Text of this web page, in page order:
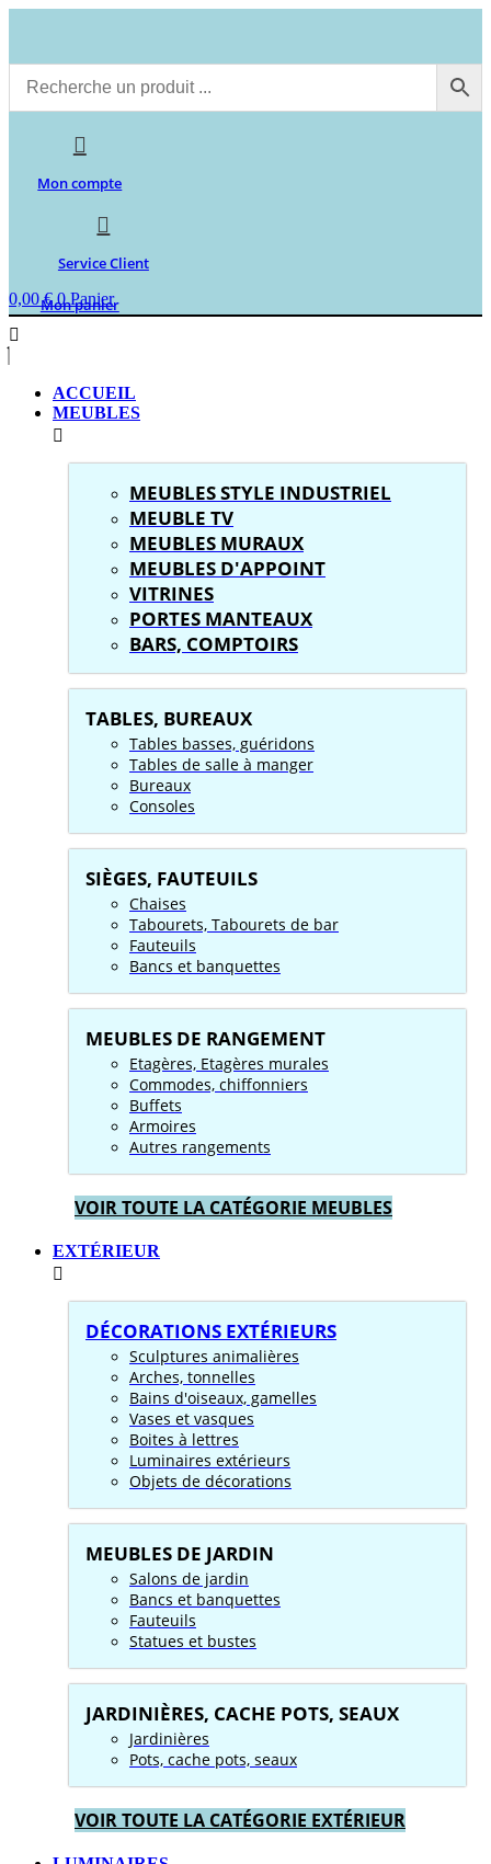
Mon compte
Service Client
0,00€ 0 Panier
Mon panier
ACCUEIL
MEUBLES
MEUBLES STYLE INDUSTRIEL
MEUBLE TV
MEUBLES MURAUX
MEUBLES D'APPOINT
VITRINES
PORTES MANTEAUX
BARS, COMPTOIRS
TABLES, BUREAUX
Tables basses, guéridons
Tables de salle à manger
Bureaux
Consoles
SIÈGES, FAUTEUILS
Chaises
Tabourets, Tabourets de bar
Fauteuils
Bancs et banquettes
MEUBLES DE RANGEMENT
Etagères, Etagères murales
Commodes, chiffonniers
Buffets
Armoires
Autres rangements
VOIR TOUTE LA CATÉGORIE MEUBLES
EXTÉRIEUR
DÉCORATIONS EXTÉRIEURS
Sculptures animalières
Arches, tonnelles
Bains d'oiseaux, gamelles
Vases et vasques
Boites à lettres
Luminaires extérieurs
Objets de décorations
MEUBLES DE JARDIN
Salons de jardin
Bancs et banquettes
Fauteuils
Statues et bustes
JARDINIÈRES, CACHE POTS, SEAUX
Jardinières
Pots, cache pots, seaux
VOIR TOUTE LA CATÉGORIE EXTÉRIEUR